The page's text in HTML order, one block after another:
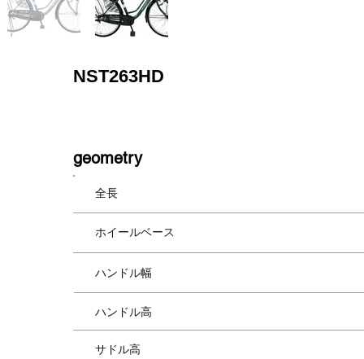
NST263HD
​geometry
全長
ホイールベース
ハンドル幅
ハンドル高
サドル高